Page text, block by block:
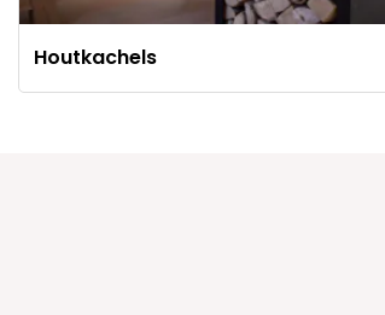
Houtkachels